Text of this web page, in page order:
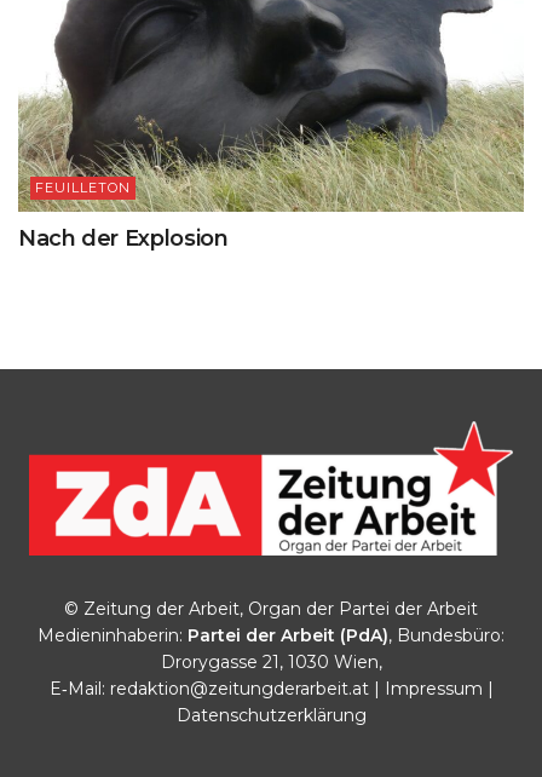
FEUILLETON
Nach der Explosion
© Zeitung der Arbeit, Organ der Partei der Arbeit
Medieninhaberin: Partei der Arbeit (PdA), Bundesbüro:
Drorygasse 21, 1030 Wien,
E‑Mail: redaktion@zeitungderarbeit.at| Impressum |
Datenschutzerklärung